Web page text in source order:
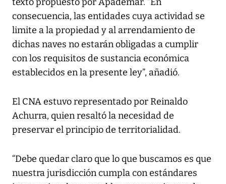
consecuencia, las entidades cuya actividad se
limite a la propiedad y al arrendamiento de
dichas naves no estarán obligadas a cumplir
con los requisitos de sustancia económica
establecidos en la presente ley”, añadió.
El CNA estuvo representado por Reinaldo
Achurra, quien resaltó la necesidad de
preservar el principio de territorialidad.
“Debe quedar claro que lo que buscamos es que
nuestra jurisdicción cumpla con estándares